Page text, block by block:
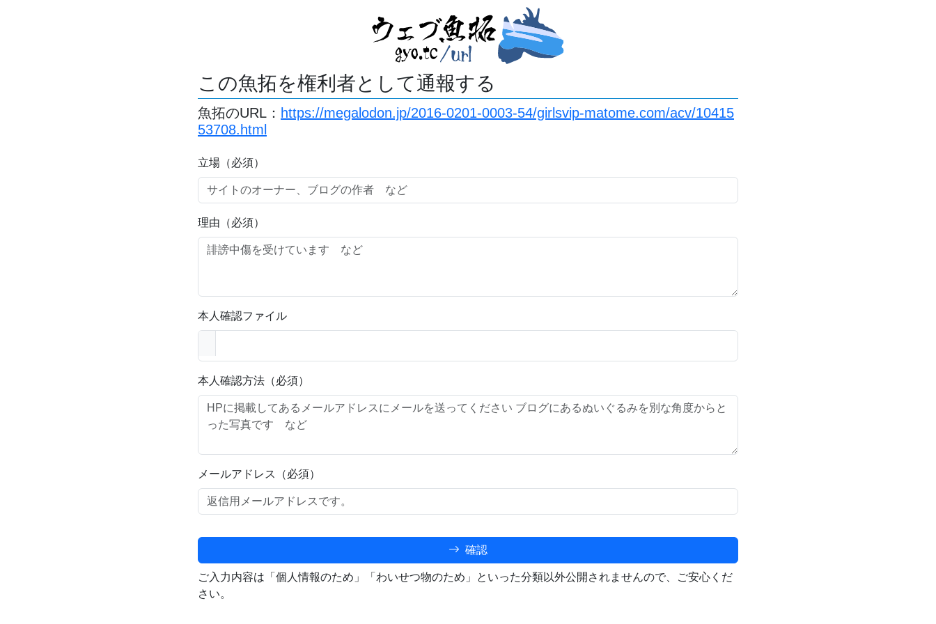
この魚拓を権利者として通報する
魚拓のURL： https://megalodon.jp/2016-0201-0003-54/girlsvip-matome.com/acv/10415
53708.html
立場（必須）
理由（必須）
本人確認ファイル
本人確認方法（必須）
メールアドレス（必須）
確認
ご入力内容は「個人情報のため」「わいせつ物のため」といった分類以外公開されませんので、ご安心くだ
さい。